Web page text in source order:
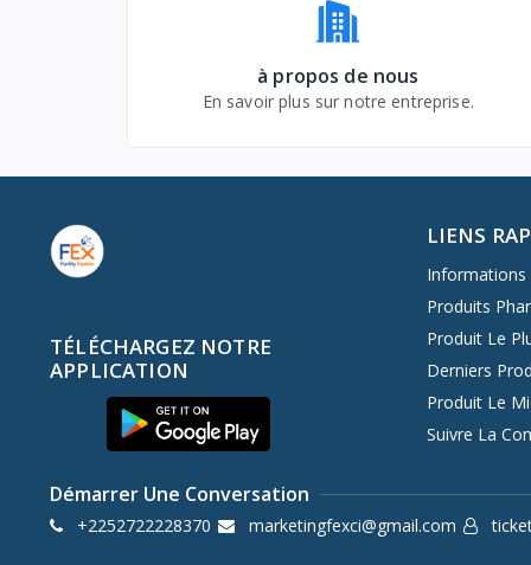
à propos de nous
En savoir plus sur notre entreprise.
TÉLÉCHARGEZ NOTRE
APPLICATION
LIENS
Informations
Produits
Produit Le
Derniers
Produit Le
Suivre La
Démarrer Une Conversation
+2252722228370 marketingfexci@gmail.com